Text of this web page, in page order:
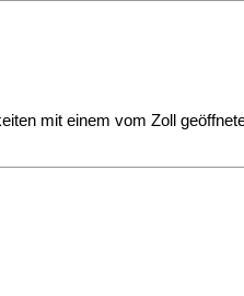
mit einem vom Zoll